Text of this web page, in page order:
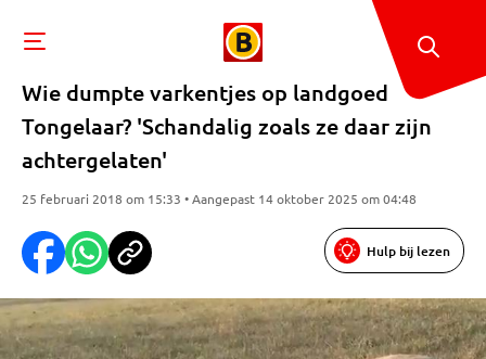
Wie dumpte varkentjes op landgoed
Tongelaar? 'Schandalig zoals ze daar zijn
achtergelaten'
25 februari 2018 om 15:33 • Aangepast 14 oktober 2025 om 04:48
Hulp bij lezen